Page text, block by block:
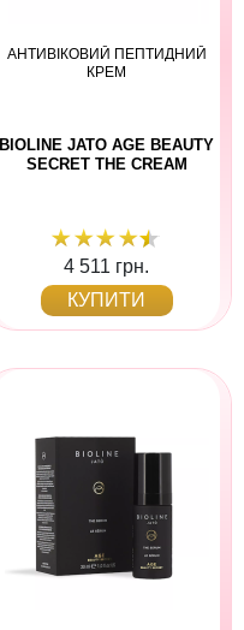
АНТИВІКОВИЙ ПЕПТИДНИЙ
КРЕМ
BIOLINE JATO AGE BEAUTY
SECRET THE СREAM
4 511 грн.
КУПИТИ